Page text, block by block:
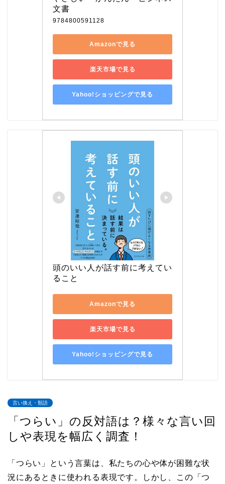
文書
9784800591128
Amazonで見る
楽天市場で見る
Yahoo!ショッピングで見る
頭のいい人が話す前に考えてい
ること
Amazonで見る
楽天市場で見る
Yahoo!ショッピングで見る
言い換え・類語
「つらい」の反対語は？様々な言い回
しや表現を幅広く調査！
「つらい」という言葉は、私たちの心や体が困難な状
況にあるときに使われる表現です。しかし、この「つ